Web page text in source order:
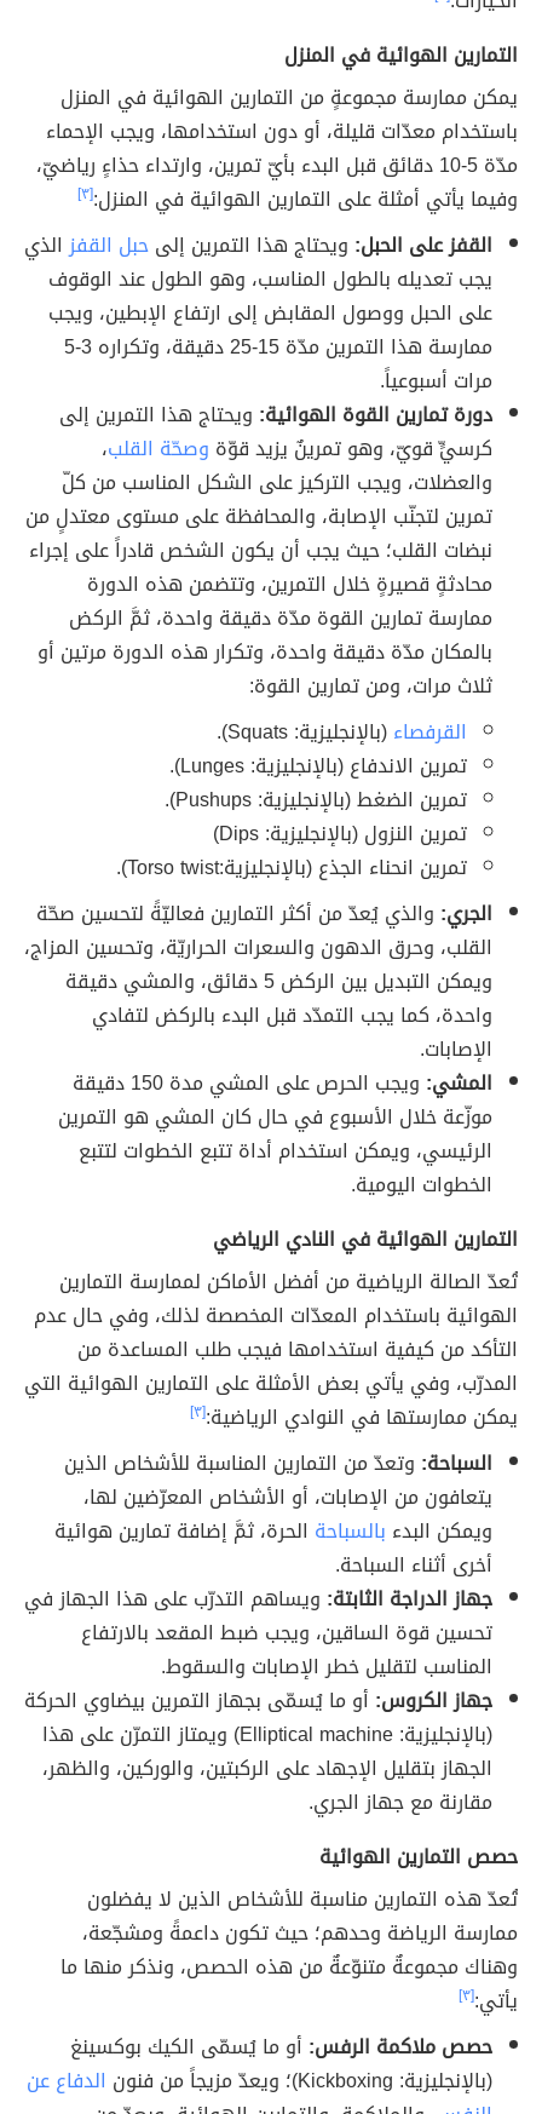
التمارين الهوائية في المنزل
يمكن ممارسة مجموعةٍ من التمارين الهوائية في المنزل
باستخدام معدّات قليلة، أو دون استخدامها، ويجب الإحماء
مدّة 5-10 دقائق قبل البدء بأيّ تمرين، وارتداء حذاءٍ رياضيّ،
وفيما يأتي أمثلة على التمارين الهوائية في المنزل:[٣]
القفز على الحبل: ويحتاج هذا التمرين إلىحبل القفزالذي
يجب تعديله بالطول المناسب، وهو الطول عند الوقوف
على الحبل ووصول المقابض إلى ارتفاع الإبطين، ويجب
ممارسة هذا التمرين مدّة 15-25 دقيقة، وتكراره 3-5
مرات أسبوعياً.
دورة تمارين القوة الهوائية: ويحتاج هذا التمرين إلى
كرسيٍّ قويّ، وهو تمرينٌ يزيد قوّة وصحّة القلب،
والعضلات، ويجب التركيز على الشكل المناسب من كلّ
تمرين لتجنّب الإصابة، والمحافظة على مستوى معتدلٍ من
نبضات القلب؛ حيث يجب أن يكون الشخص قادراً على إجراء
محادثةٍ قصيرةٍ خلال التمرين، وتتضمن هذه الدورة
ممارسة تمارين القوة مدّة دقيقة واحدة، ثمَّ الركض
بالمكان مدّة دقيقة واحدة، وتكرار هذه الدورة مرتين أو
ثلاث مرات، ومن تمارين القوة:
القرفصاء(بالإنجليزية: Squats).
تمرين الاندفاع (بالإنجليزية: Lunges).
تمرين الضغط (بالإنجليزية: Pushups).
تمرين النزول (بالإنجليزية: Dips)
تمرين انحناء الجذع (بالإنجليزية:Torso twist).
الجري: والذي يُعدّ من أكثر التمارين فعاليّةً لتحسين صحّة
القلب، وحرق الدهون والسعرات الحراريّة، وتحسين المزاج،
ويمكن التبديل بين الركض 5 دقائق، والمشي دقيقة
واحدة، كما يجب التمدّد قبل البدء بالركض لتفادي
الإصابات.
المشي:
ويجب الحرص على المشي مدة 150 دقيقة
موزّعة خلال الأسبوع في حال كان المشي هو التمرين
الرئيسي، ويمكن استخدام أداة تتبع الخطوات لتتبع
الخطوات اليومية.
التمارين الهوائية في النادي الرياضي
تُعدّ الصالة الرياضية من أفضل الأماكن لممارسة التمارين
الهوائية باستخدام المعدّات المخصصة لذلك، وفي حال عدم
التأكد من كيفية استخدامها فيجب طلب المساعدة من
المدرّب، وفي يأتي بعض الأمثلة على التمارين الهوائية التي
يمكن ممارستها في النوادي الرياضية:[٣]
السباحة: وتعدّ من التمارين المناسبة للأشخاص الذين
يتعافون من الإصابات، أو الأشخاص المعرّضين لها،
ويمكن البدء بالسباحة الحرة، ثمَّ إضافة تمارين هوائية
أخرى أثناء السباحة.
جهاز الدراجة الثابتة: ويساهم التدرّب على هذا الجهاز في
تحسين قوة الساقين، ويجب ضبط المقعد بالارتفاع
المناسب لتقليل خطر الإصابات والسقوط.
جهاز الكروس: أو ما يُسمّى بجهاز التمرين بيضاوي الحركة
(بالإنجليزية: Elliptical machine) ويمتاز التمرّن على هذا
الجهاز بتقليل الإجهاد على الركبتين، والوركين، والظهر،
مقارنة مع جهاز الجري.
حصص التمارين الهوائية
تُعدّ هذه التمارين مناسبة للأشخاص الذين لا يفضلون
ممارسة الرياضة وحدهم؛ حيث تكون داعمةً ومشجّعة،
وهناك مجموعةٌ متنوّعةٌ من هذه الحصص، ونذكر منها ما
يأتي:[٣]
حصص ملاكمة الرفس: أو ما يُسمّى الكيك بوكسينغ
(بالإنجليزية: Kickboxing)؛ ويعدّ مزيجاً من فنون
الدفاع عن